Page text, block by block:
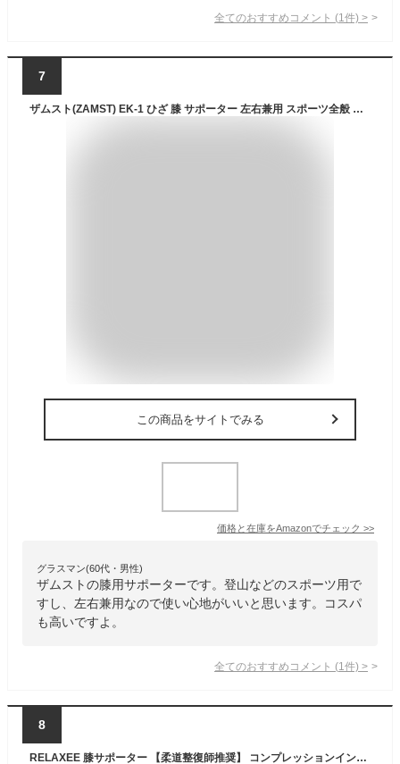
全てのおすすめコメント (1 件) >
7
ザムスト(ZAMST) EK-1 ひざ 膝 サポーター 左右兼用 スポーツ全般 日常生活 LLサイズ 371804 ブラック
この商品をサイトでみる
価格と在庫をAmazonでチェック >>
グラスマン(60代・男性)
ザムストの膝用サポーターです。登山などのスポーツ用で
すし、左右兼用なので使い心地がいいと思います。コスパ
も高いですよ。
全てのおすすめコメント (1 件) >
8
RELAXEE 膝サポーター 【柔道整復師推奨】 コンプレッションインナー 保温 着圧 薄手 スポーツ 膝固定 蒸れない 高通気性 ランニング 登山 ゴルフ 日常生活 2枚セット (XL)